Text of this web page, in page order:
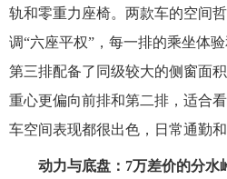
轨和零重力座椅。两款车的空间
调“六座平权”，每一排的乘坐体
第三排配备了同级较大的侧窗面
重心更偏向前排和第二排，适合
车空间表现都很出色，日常通勤
动力与底盘：7万差价的分水